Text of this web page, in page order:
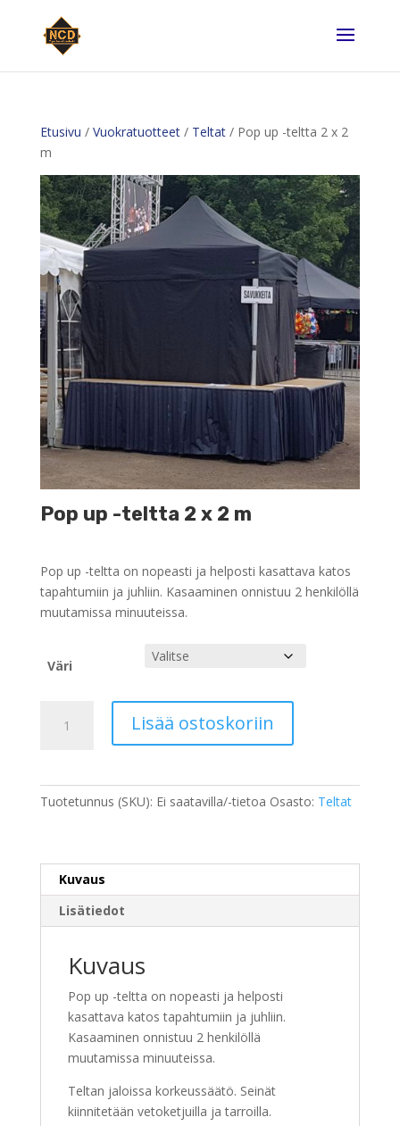
Etusivu / Vuokratuotteet/ Teltat/ Pop up -teltta 2 x 2
m
Pop up -teltta 2 x 2 m
Pop up -teltta on nopeasti ja helposti kasattava katos
tapahtumiin ja juhliin. Kasaaminen onnistuu 2 henkilöllä
muutamissa minuuteissa.
Väri
määrä
Lisää ostoskoriin
Tuotetunnus (SKU): Ei saatavilla/-tietoa Osasto: Teltat
Kuvaus
Lisätiedot
Kuvaus
Pop up -teltta on nopeasti ja helposti
kasattava katos tapahtumiin ja juhliin.
Kasaaminen onnistuu 2 henkilöllä
muutamissa minuuteissa.
Teltan jaloissa korkeussäätö. Seinät
kiinnitetään vetoketjuilla ja tarroilla.